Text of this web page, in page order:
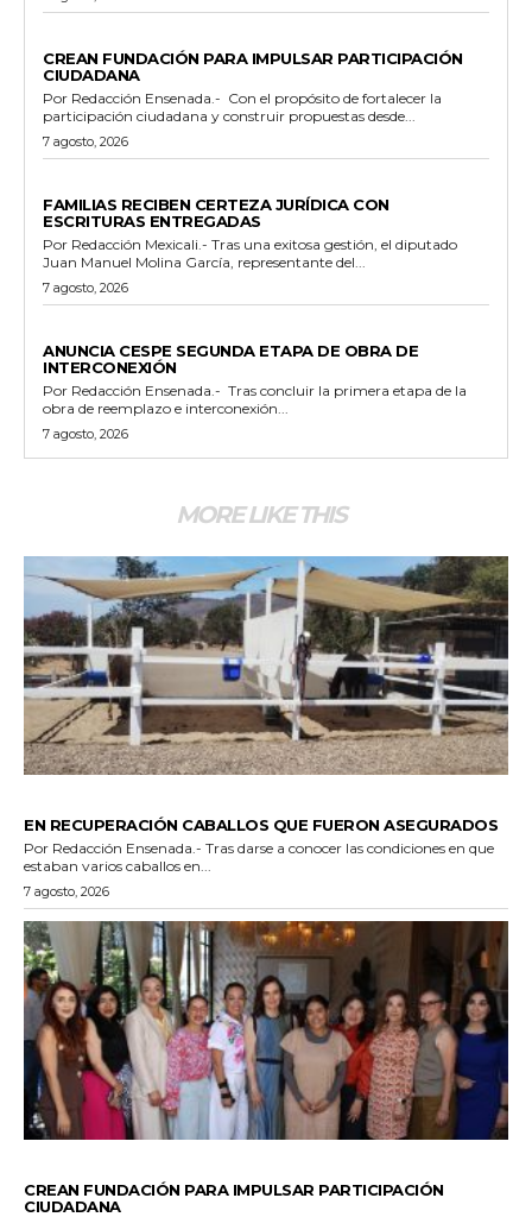
CREAN FUNDACIÓN PARA IMPULSAR PARTICIPACIÓN
CIUDADANA
Por Redacción Ensenada.- Con el propósito de fortalecer la
participación ciudadana y construir propuestas desde...
7 agosto, 2026
FAMILIAS RECIBEN CERTEZA JURÍDICA CON
ESCRITURAS ENTREGADAS
Por Redacción Mexicali.- Tras una exitosa gestión, el diputado
Juan Manuel Molina García, representante del...
7 agosto, 2026
ANUNCIA CESPE SEGUNDA ETAPA DE OBRA DE
INTERCONEXIÓN
Por Redacción Ensenada.- Tras concluir la primera etapa de la
obra de reemplazo e interconexión...
7 agosto, 2026
MORE LIKE THIS
EN RECUPERACIÓN CABALLOS QUE FUERON ASEGURADOS
Por Redacción Ensenada.- Tras darse a conocer las condiciones en que
estaban varios caballos en...
7 agosto, 2026
CREAN FUNDACIÓN PARA IMPULSAR PARTICIPACIÓN
CIUDADANA